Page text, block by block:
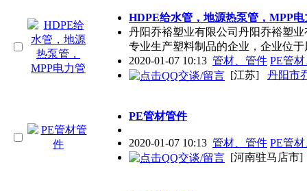
HDPE给水管，地源热泵管，MPP电
丹阳乔裕塑业有限公司丹阳乔裕塑
专业生产塑料制品的企业，企业位于
2020-01-07 10:13 管材、管件 PE管
[江苏]
丹阳市
PE管材管件
2020-01-07 10:13 管材、管件 PE管
[河南驻马店市